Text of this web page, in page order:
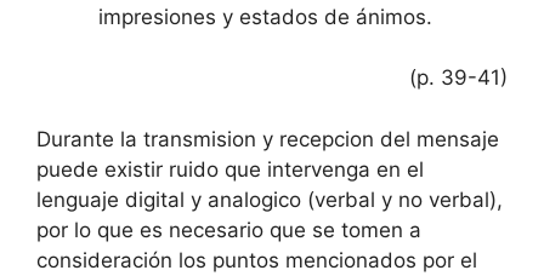
impresiones y estados de ánimos.
(p. 39-41)
Durante la transmision y recepcion del mensaje
puede existir ruido que intervenga en el
lenguaje digital y analogico (verbal y no verbal),
por lo que es necesario que se tomen a
consideración los puntos mencionados por el